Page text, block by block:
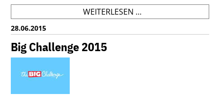
WEITERLESEN …
WETTBEWERB
28.06.2015
Big Challenge 2015